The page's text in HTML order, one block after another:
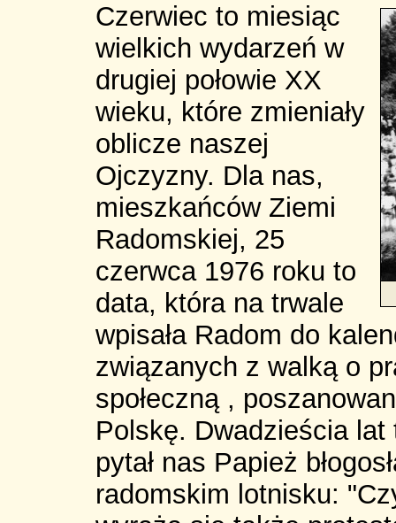
Czerwiec to miesiąc
wielkich wydarzeń w
drugiej połowie XX
wieku, które zmieniały
oblicze naszej
Ojczyzny. Dla nas,
mieszkańców Ziemi
Radomskiej, 25
czerwca 1976 roku to
data, która na trwale
wpisała Radom do
związanych z walką o
społeczną ,
Polskę. Dwadzieścia
pytał nas Papież
radomskim lotnisku: